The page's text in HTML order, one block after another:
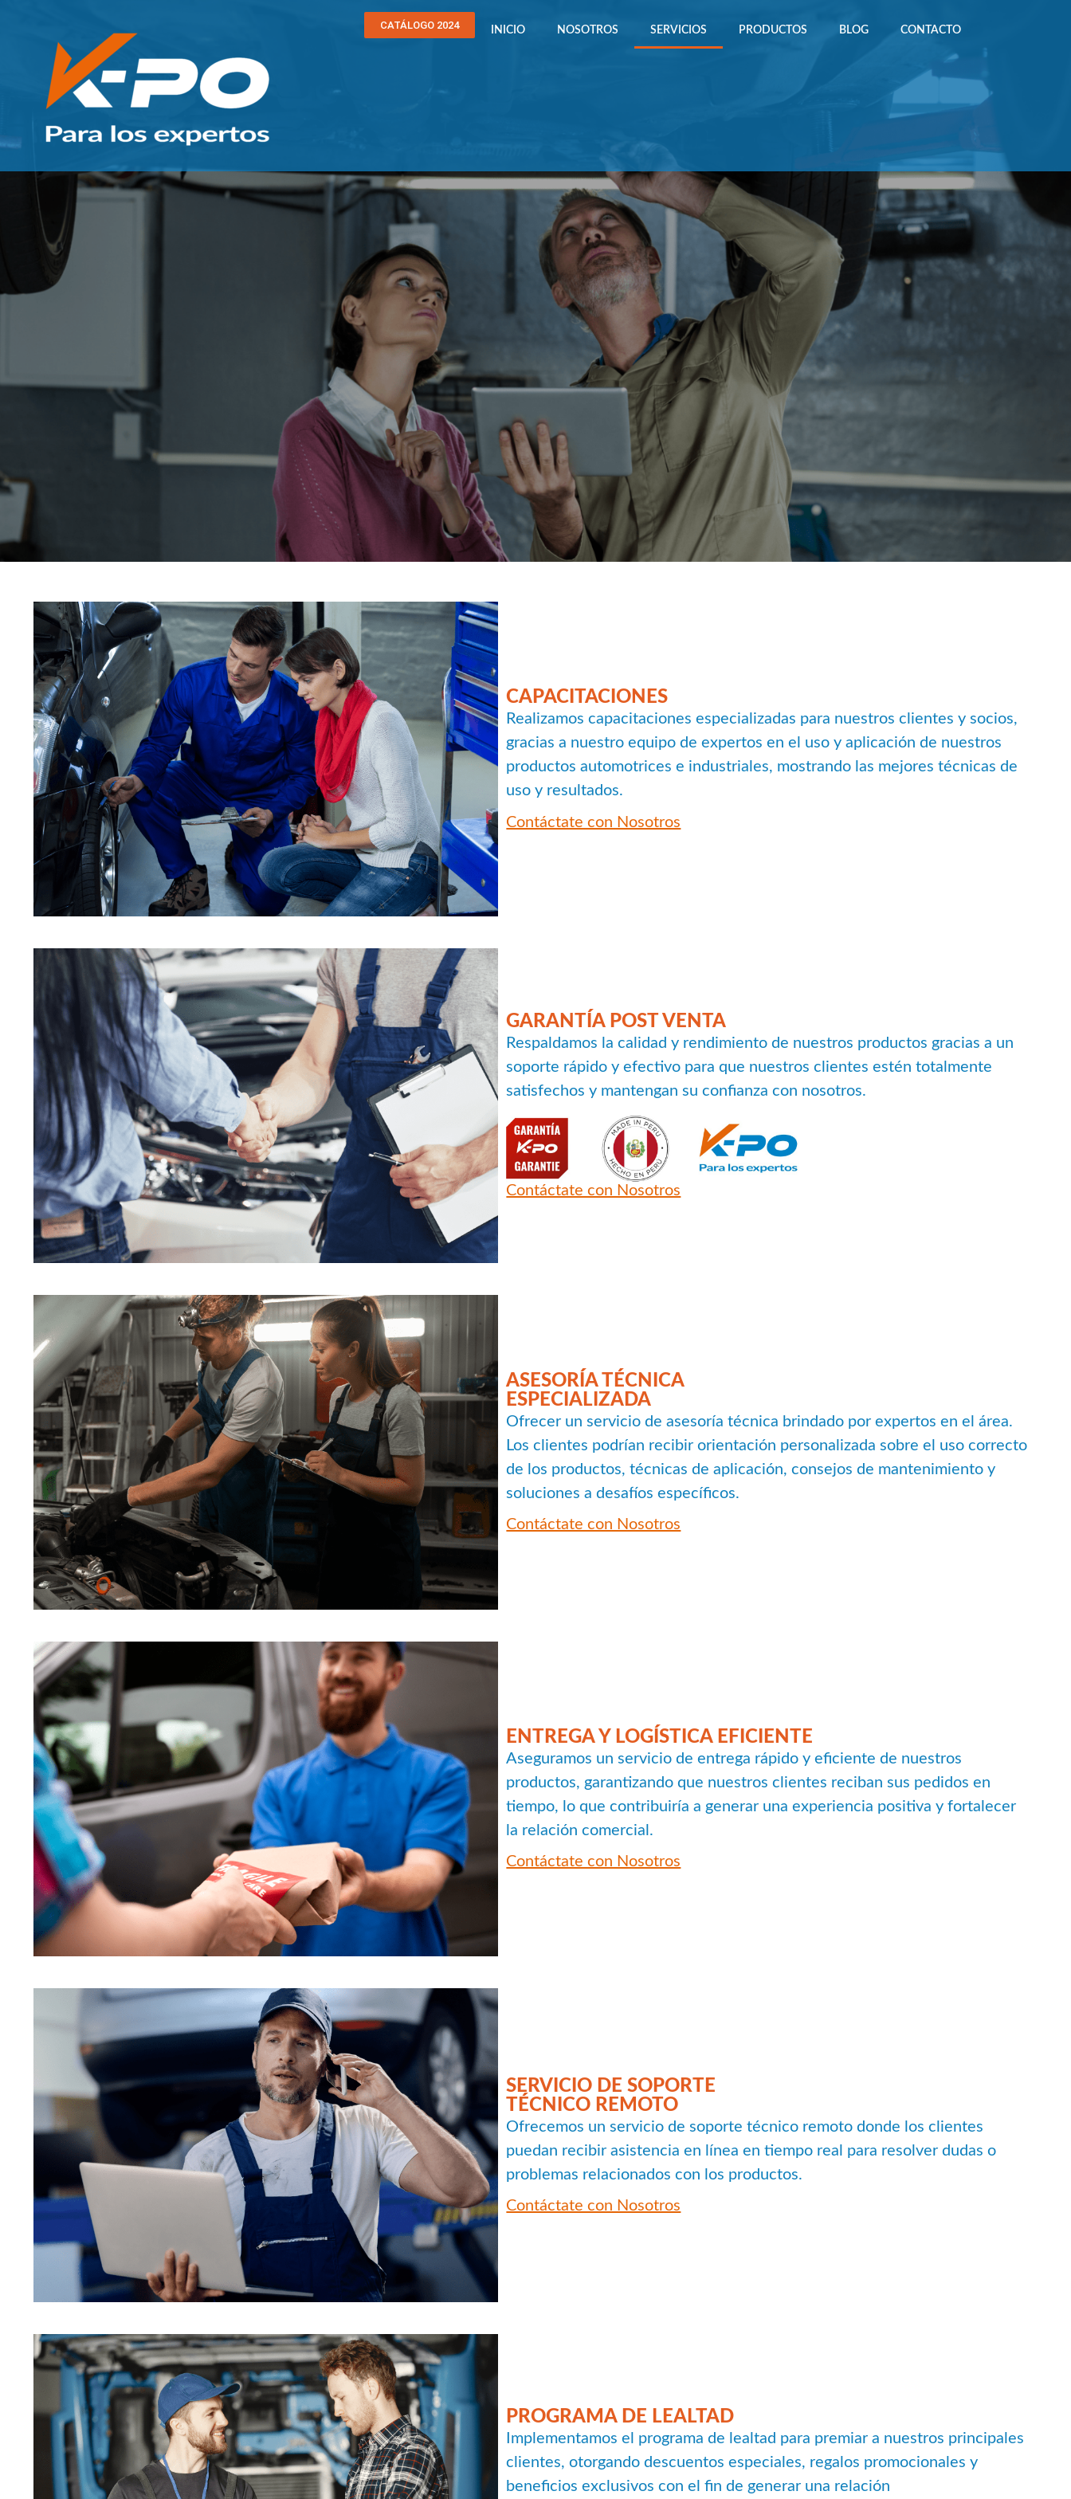
CATÁLOGO 2024 INICIO NOSOTROS SERVICIOS PRODUCTOS BLOG CONTACTO
Servicios
CAPACITACIONES
Realizamos capacitaciones especializadas para nuestros clientes y socios,
gracias a nuestro equipo de expertos en el uso y aplicación de nuestros
productos automotrices e industriales, mostrando las mejores técnicas de
uso y resultados.
Contáctate con Nosotros
GARANTÍA POST VENTA
Respaldamos la calidad y rendimiento de nuestros productos gracias a un
soporte rápido y efectivo para que nuestros clientes estén totalmente
satisfechos y mantengan su confianza con nosotros.
Contáctate con Nosotros
ASESORÍA TÉCNICA
ESPECIALIZADA
Ofrecer un servicio de asesoría técnica brindado por expertos en el área.
Los clientes podrían recibir orientación personalizada sobre el uso correcto
de los productos, técnicas de aplicación, consejos de mantenimiento y
soluciones a desafíos específicos.
Contáctate con Nosotros
ENTREGA Y LOGÍSTICA EFICIENTE
Aseguramos un servicio de entrega rápido y eficiente de nuestros
productos, garantizando que nuestros clientes reciban sus pedidos en
tiempo, lo que contribuiría a generar una experiencia positiva y fortalecer
la relación comercial.
Contáctate con Nosotros
SERVICIO DE SOPORTE
TÉCNICO REMOTO
Ofrecemos un servicio de soporte técnico remoto donde los clientes
puedan recibir asistencia en línea en tiempo real para resolver dudas o
problemas relacionados con los productos.
Contáctate con Nosotros
PROGRAMA DE LEALTAD
Implementamos el programa de lealtad para premiar a nuestros principales
clientes, otorgando descuentos especiales, regalos promocionales y
beneficios exclusivos con el fin de generar una relación